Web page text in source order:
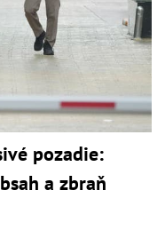
pozadie:
a zbraň